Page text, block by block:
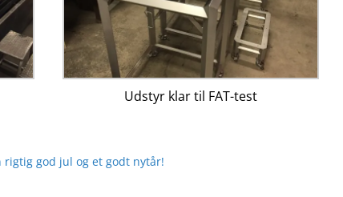
Udstyr klar til FAT-test
rigtig god jul og et godt nytår!